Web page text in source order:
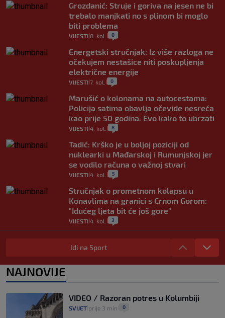
Grozdanić: Struje i goriva na jesen ne bi
trebalo manjkati no s plinom bi moglo
biti problema
VIJESTI 8. kol. 0
Energetski stručnjak: Iz više razloga ne
očekujem nestašice niti poskupljenja
električne energije
VIJESTI 7. kol. 0
Marušić o kolonama na autocestama:
Policija satima obavlja očevide nesreća
kao prije 50 godina. Evo kako to ubrzati
VIJESTI 4. kol. 8
Tadić: Krško je u boljoj poziciji od
nuklearki u Mađarskoj i Rumunjskoj jer
se vodilo računa o važnoj stvari
VIJESTI 4. kol. 5
Stručnjak o prometnom kolapsu u
Konavlima na granici s Crnom Gorom:
"Idućeg ljeta bit će još gore"
VIJESTI 4. kol. 3
Iz Hrvatske u Italiju može se i preko
mora. Provjerili smo brodske linije i
2
rajčica košta deset eura: "Nećete ih
vidjeti na akcijama u trgovinama"
3. kol.
Idi na Sport
NAJNOVIJE
VIDEO / Razoran potres u Kolumbiji
SVIJET prije 3 min 0